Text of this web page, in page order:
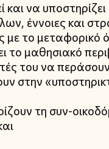
να
έννοιες και
με το μεταφορικό
μαθησιακό
του να
στην
τη συν-